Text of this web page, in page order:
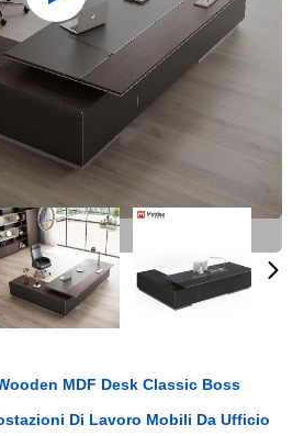
MDF Desk Classic Boss
Di Lavoro Mobili Da Ufficio